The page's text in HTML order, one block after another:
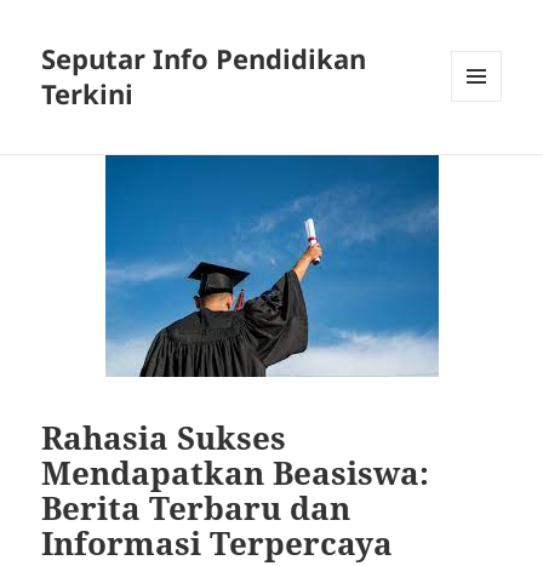
Seputar Info Pendidikan
Terkini
Rahasia Sukses
Mendapatkan Beasiswa:
Berita Terbaru dan
Informasi Terpercaya